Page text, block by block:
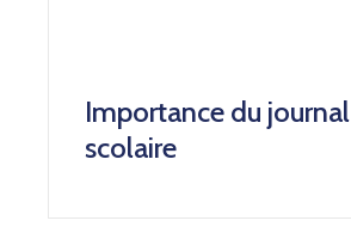
Importance du journal
scolaire